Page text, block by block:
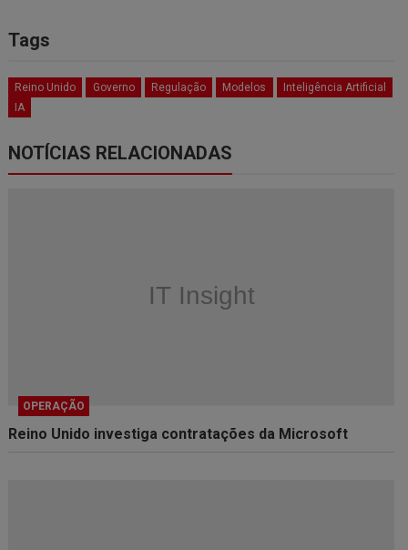
Tags
Reino Unido Governo Regulação Modelos
Inteligência Artificial
IA
NOTÍCIAS RELACIONADAS
OPERAÇÃO
Reino Unido investiga contratações da Microsoft